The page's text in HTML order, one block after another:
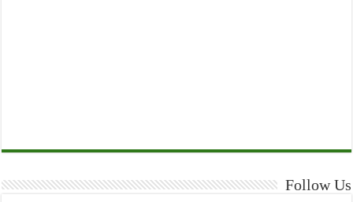
Follow Us